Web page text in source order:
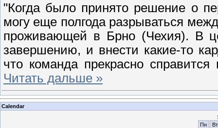
"Когда было принято решение о
могу еще полгода разрываться
проживающей в Брно (Чехия). В
завершению, и внести какие-то
что команда прекрасно
Читать дальше »
Calendar
Пн
Вт